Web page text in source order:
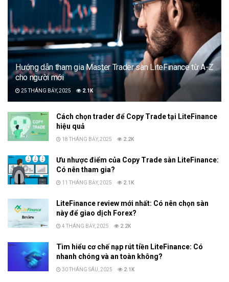
Hướng dẫn tham gia Master Trader sàn LiteFinance từ A-Z
cho người mới
25 THÁNG BẢY, 2025 2.1K
Cách chọn trader để Copy Trade tại LiteFinance
hiệu quả
18 THÁNG BẢY, 2025 2.2K
Ưu nhược điểm của Copy Trade sàn LiteFinance:
Có nên tham gia?
11 THÁNG BẢY, 2025 2.1K
LiteFinance review mới nhất: Có nên chọn sàn
này để giao dịch Forex?
4 THÁNG BẢY, 2025 2.2K
Tìm hiểu cơ chế nạp rút tiền LiteFinance: Có
nhanh chóng và an toàn không?
30 THÁNG SÁU, 2025 2.1K